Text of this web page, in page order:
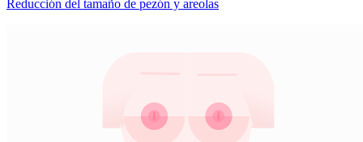
Reducción del tamaño de pezón y areolas